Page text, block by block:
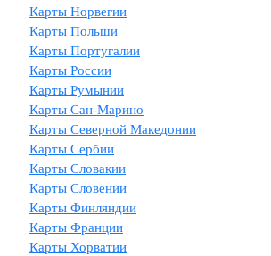
Карты Норвегии
Карты Польши
Карты Португалии
Карты России
Карты Румынии
Карты Сан-Марино
Карты Северной Македонии
Карты Сербии
Карты Словакии
Карты Словении
Карты Финляндии
Карты Франции
Карты Хорватии